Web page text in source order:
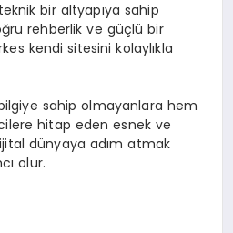
bir altyapıya sahip
rehberlik ve güçlü bir
kendi sitesini kolaylıkla
sahip olmayanlara hem
hitap eden esnek ve
dünyaya adım atmak
olur.